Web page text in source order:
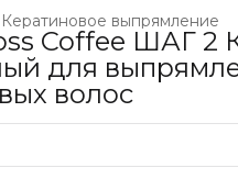
Кератиновое выпрямление
Coffee ШАГ 2
для
волос